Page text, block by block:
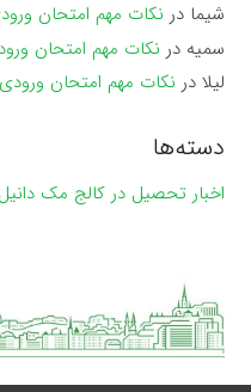
شیما در نکات مهم امتحان
سمیه در نکات مهم امتحان
لیلا در نکات مهم امتحان
دسته‌ها
اخبار تحصیل در کالج مک